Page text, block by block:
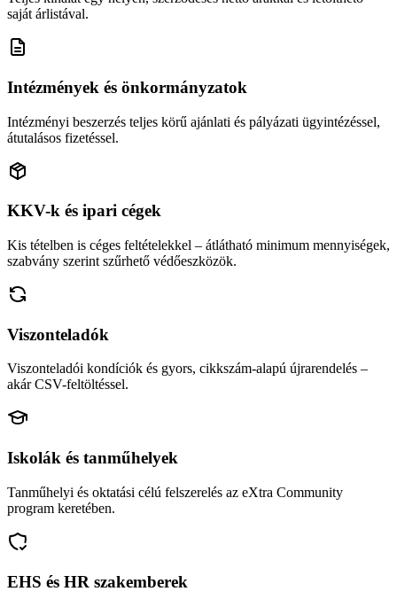
saját árlistával.
Intézmények és önkormányzatok
Intézményi beszerzés teljes körű ajánlati és pályázati ügyintézéssel,
átutalásos fizetéssel.
KKV-k és ipari cégek
Kis tételben is céges feltételekkel – átlátható minimum mennyiségek,
szabvány szerint szűrhető védőeszközök.
Viszonteladók
Viszonteladói kondíciók és gyors, cikkszám-alapú újrarendelés –
akár CSV-feltöltéssel.
Iskolák és tanműhelyek
Tanműhelyi és oktatási célú felszerelés az eXtra Community
program keretében.
EHS és HR szakemberek